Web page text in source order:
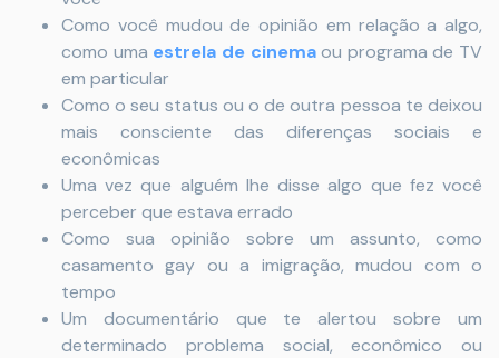
Como você mudou de opinião em relação a algo,
como uma estrela de cinemaou programa de TV
em particular
Como o seu status ou o de outra pessoa te deixou
mais consciente das diferenças sociais e
econômicas
Uma vez que alguém lhe disse algo que fez você
perceber que estava errado
Como sua opinião sobre um assunto, como
casamento gay ou a imigração, mudou com o
tempo
Um documentário que te alertou sobre um
determinado problema social, econômico ou